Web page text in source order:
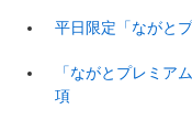
平日限定「ながと
「ながとプレミア
項